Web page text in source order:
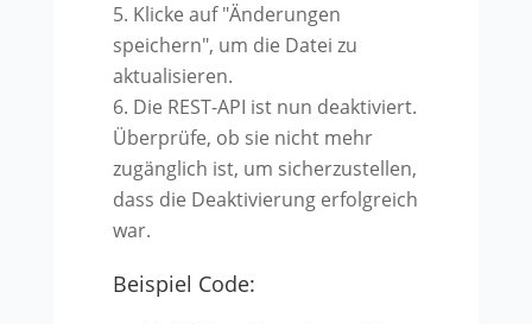
Klicke auf "Änderungen
speichern", um die Datei zu
aktualisieren.
Die REST-API ist nun deaktiviert.
Überprüfe, ob sie nicht mehr
zugänglich ist, um sicherzustellen,
dass die Deaktivierung erfolgreich
war.
Beispiel Code: